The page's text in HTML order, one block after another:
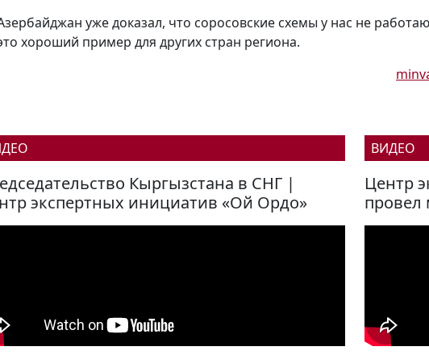
уже доказал, что соросовские схемы у нас не
хороший пример для других стран региона.
Кыргызстана в СНГ |
экспертных инициатив «Ой Ордо»
ВИДЕО
Центр